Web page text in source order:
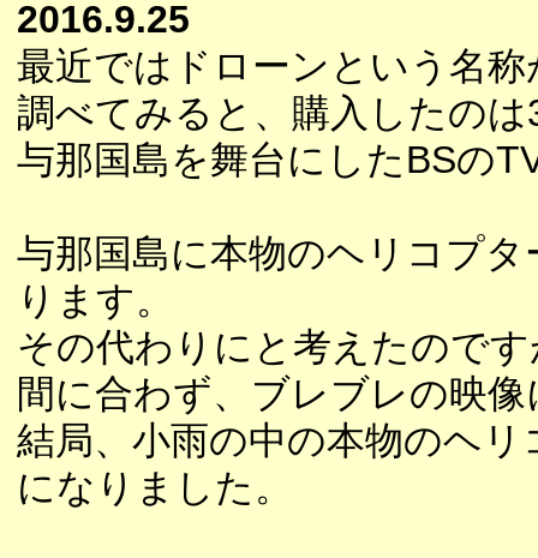
2016.9.25
最近ではドローンという名
調べてみると、購入したの
与那国島を舞台にしたBSの
与那国島に本物のヘリコプ
ります。
その代わりにと考えたので
間に合わず、ブレブレの映
結局、小雨の中の本物のヘ
になりました。